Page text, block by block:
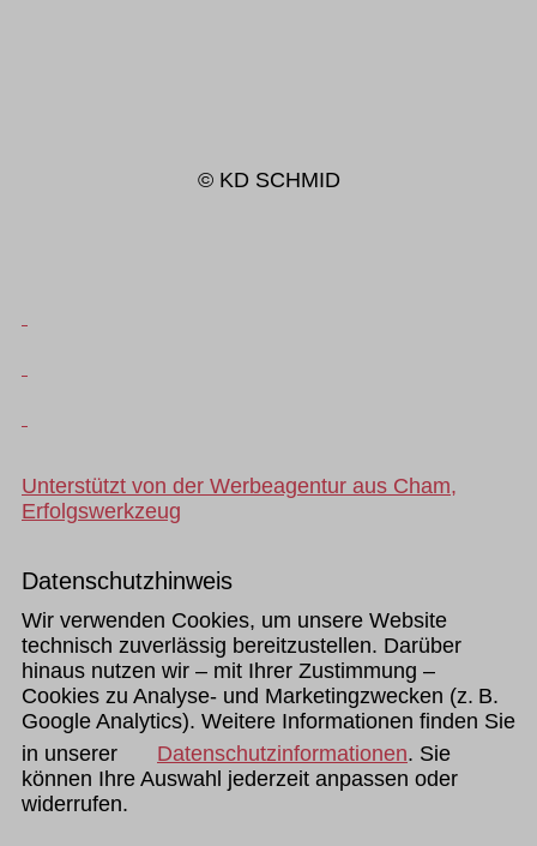
© KD SCHMID
Unterstützt von der Werbeagentur aus Cham,
Erfolgswerkzeug
Datenschutzhinweis
Wir verwenden Cookies, um unsere Website
technisch zuverlässig bereitzustellen. Darüber
hinaus nutzen wir – mit Ihrer Zustimmung –
Cookies zu Analyse- und Marketingzwecken (z. B.
Google Analytics). Weitere Informationen finden Sie
in unserer
Datenschutzinformationen. Sie
können Ihre Auswahl jederzeit anpassen oder
widerrufen.